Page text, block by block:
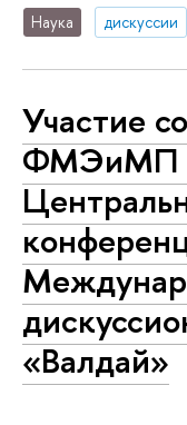
Наука дискуссии
Участие
ФМЭиМП
«Валдай»